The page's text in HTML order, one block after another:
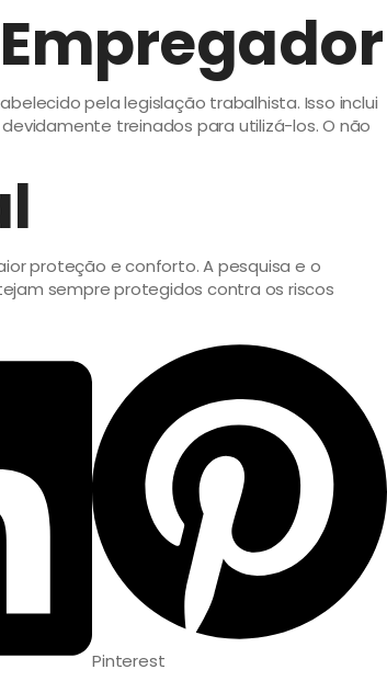
pela legislação trabalhista. Isso inclui
treinados para utilizá-los. O não
proteção e conforto. A pesquisa e o
sempre protegidos contra os riscos
Pinterest